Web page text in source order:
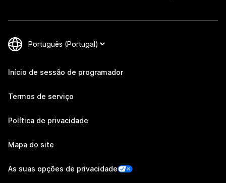
Início de sessão de programador
Termos de serviço
Política de privacidade
Mapa do site
As suas opções de privacidade